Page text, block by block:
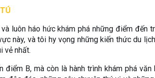
luôn háo hức khám phá những điểm đến
này, và tôi hy vọng những kiến thức du
vẻ nhất.
B, mà còn là hành trình khám phá văn